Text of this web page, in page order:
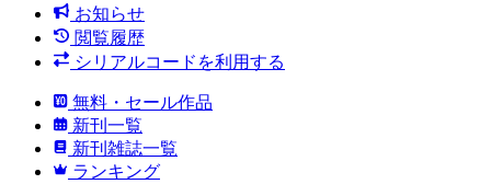
お知らせ
閲覧履歴
シリアルコードを利用する
無料・セール作品
新刊一覧
新刊雑誌一覧
ランキング